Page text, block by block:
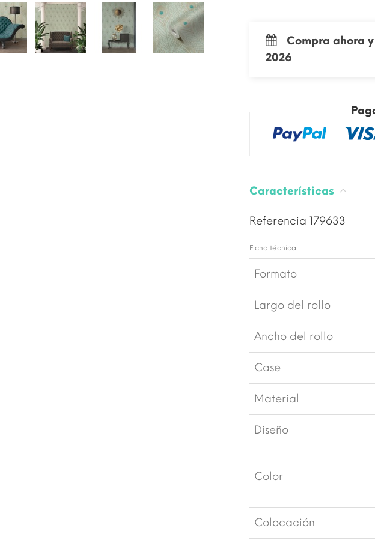
Compra ahora
2026
Características
Referencia 179633
Ficha técnica
Formato
Largo del rollo
Ancho del rollo
Case
Material
Diseño
Color
Colocación